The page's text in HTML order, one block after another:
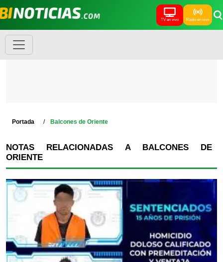
TV en vivo Radio en vivo
Portada Balcones de Oriente
NOTAS RELACIONADAS A BALCONES DE
ORIENTE